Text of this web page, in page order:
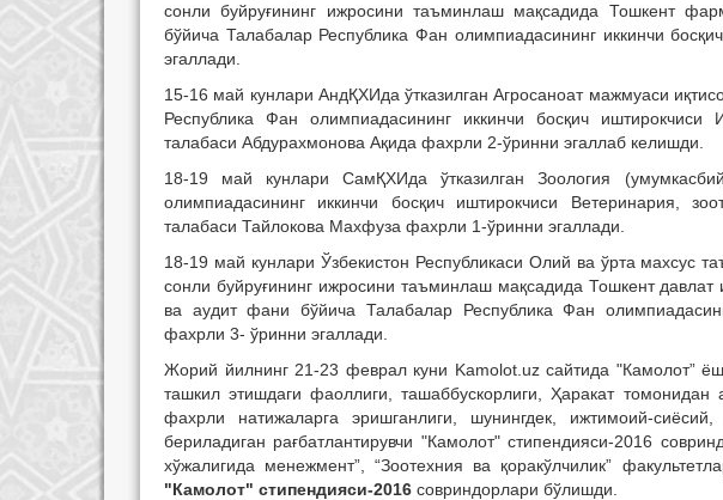
сонли буйруғининг ижросини таъминлаш мақсадида Тошкент
бўйича Талабалар Республика Фан олимпиадасининг иккинчи
эгаллади.
15-16 май кунлари АндҚХИда ўтказилган Агросаноат мажмуаси
Республика Фан олимпиадасининг иккинчи босқич иштирокчиси
талабаси Абдурахмонова Ақида фахрли 2-ўринни эгаллаб келишди.
18-19 май кунлари СамҚХИда ўтказилган Зоология
олимпиадасининг иккинчи босқич иштирокчиси Ветеринария,
талабаси Тайлокова Махфуза фахрли 1-ўринни эгаллади.
18-19 май кунлари Ўзбекистон Республикаси Олий ва ўрта махсус
сонли буйруғининг ижросини таъминлаш мақсадида Тошкент давлат
ва аудит фани бўйича Талабалар Республика Фан
фахрли 3- ўринни эгаллади.
Жорий йилнинг 21-23 феврал куни Kamolot.uz сайтида "Камолот”
ташкил этишдаги фаоллиги, ташаббускорлиги, Ҳаракат
фахрли натижаларга эришганлиги, шунингдек, ижтимоий-
бериладиган рағбатлантирувчи "Камолот" стипендияси-2016
хўжалигида менежмент”, “Зоотехния ва қоракўлчилик”
"Камолот" стипендияси-2016 совриндорлари бўлишди.